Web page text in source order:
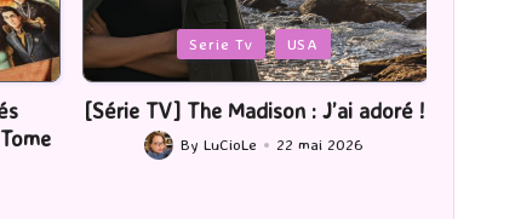
Posted
in
Serie Tv USA
[Série TV] The Madison : J’ai adoré !
LuCioLe 22 mai 2026
Posted
in
[Lecture] La